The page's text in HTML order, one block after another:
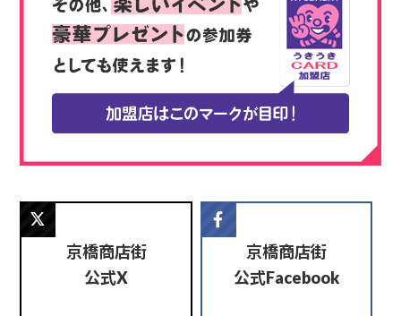
京橋商店街
公式X
京橋商店街
公式Facebook